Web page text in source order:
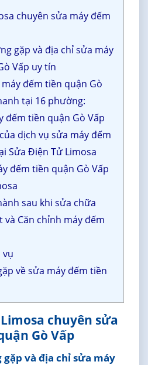
chuyên sửa máy đếm
gặp và địa chỉ sửa máy
Vấp uy tín
đếm tiền quận Gò
tại 16 phường:
đếm tiền quận Gò Vấp
dịch vụ sửa máy đếm
Sửa Điện Tử Limosa
đếm tiền quận Gò Vấp
sau khi sửa chữa
và Căn chỉnh máy đếm
vụ
về sửa máy đếm tiền
chuyên sửa
Gò Vấp
và địa chỉ sửa máy